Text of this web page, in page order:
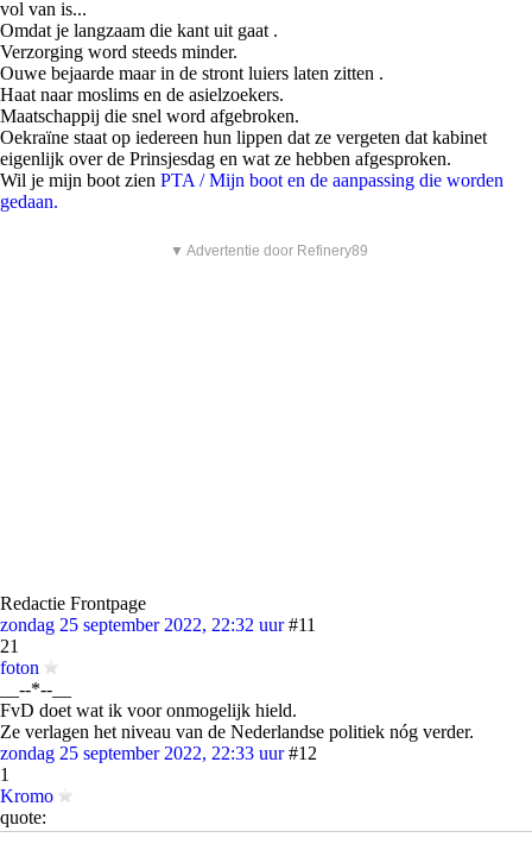
vol van is...
Omdat je langzaam die kant uit gaat .
Verzorging word steeds minder.
Ouwe bejaarde maar in de stront luiers laten zitten .
Haat naar moslims en de asielzoekers.
Maatschappij die snel word afgebroken.
Oekraïne staat op iedereen hun lippen dat ze vergeten dat kabinet
eigenlijk over de Prinsjesdag en wat ze hebben afgesproken.
Wil je mijn boot zien PTA / Mijn boot en de aanpassing die worden
gedaan.
▼ Advertentie door Refinery89
Redactie Frontpage
zondag 25 september 2022, 22:32 uur #11
21
foton
__--*--__
FvD doet wat ik voor onmogelijk hield.
Ze verlagen het niveau van de Nederlandse politiek nóg verder.
zondag 25 september 2022, 22:33 uur #12
1
Kromo
quote:
Opzondag 25 september 2022 @ 22:21schreefnoizzieNLhet